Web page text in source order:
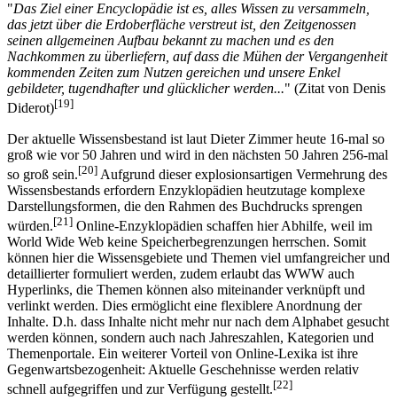
"Das Ziel einer Encyclopädie ist es, alles Wissen zu versammeln,
das jetzt über die Erdoberfläche verstreut ist, den Zeitgenossen
seinen allgemeinen Aufbau bekannt zu machen und es den
Nachkommen zu überliefern, auf dass die Mühen der Vergangenheit
kommenden Zeiten zum Nutzen gereichen und unsere Enkel
gebildeter, tugendhafter und glücklicher werden..." (Zitat von Denis
Diderot)[19]
Der aktuelle Wissensbestand ist laut Dieter Zimmer heute 16-mal so
groß wie vor 50 Jahren und wird in den nächsten 50 Jahren 256-mal
so groß sein.[20] Aufgrund dieser explosionsartigen Vermehrung des
Wissensbestands erfordern Enzyklopädien heutzutage komplexe
Darstellungsformen, die den Rahmen des Buchdrucks sprengen
würden.[21] Online-Enzyklopädien schaffen hier Abhilfe, weil im
World Wide Web keine Speicherbegrenzungen herrschen. Somit
können hier die Wissensgebiete und Themen viel umfangreicher und
detaillierter formuliert werden, zudem erlaubt das WWW auch
Hyperlinks, die Themen können also miteinander verknüpft und
verlinkt werden. Dies ermöglicht eine flexiblere Anordnung der
Inhalte. D.h. dass Inhalte nicht mehr nur nach dem Alphabet gesucht
werden können, sondern auch nach Jahreszahlen, Kategorien und
Themenportale. Ein weiterer Vorteil von Online-Lexika ist ihre
Gegenwartsbezogenheit: Aktuelle Geschehnisse werden relativ
schnell aufgegriffen und zur Verfügung gestellt.[22]